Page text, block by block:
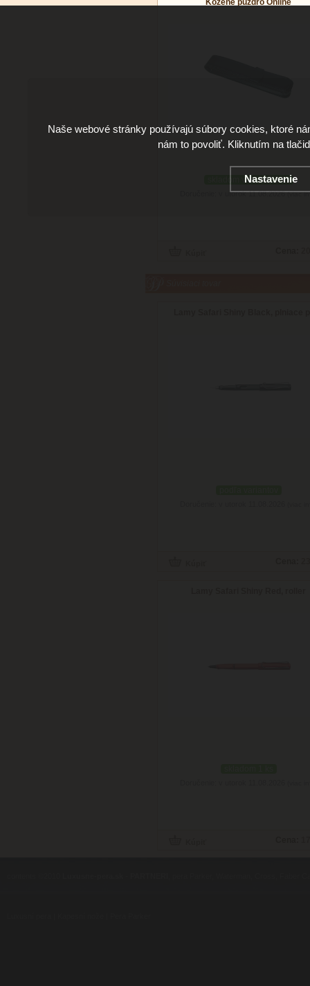
Kožené puzdro Online
skladom viac než 3 ks
Doručenie: v utorok 11.08.2026(viac
Naše webové stránky používajú súbory cookies, ktoré
nám to povoliť. Kliknutím na
Nastavenie